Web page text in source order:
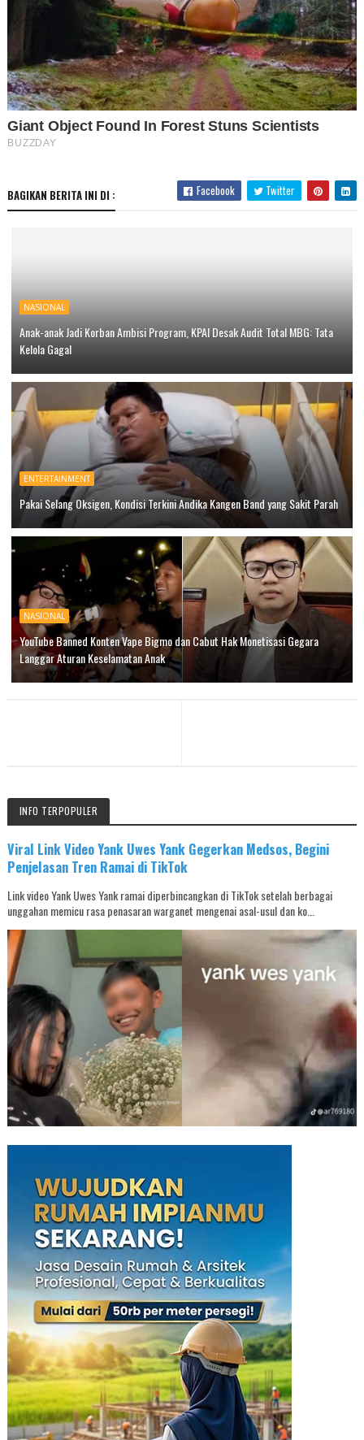
BAGIKAN BERITA INI DI : Facebook Twitter
NASIONAL
Anak-anak Jadi Korban Ambisi Program, KPAI Desak Audit Total MBG: Tata
Kelola Gagal
ENTERTAINMENT
Pakai Selang Oksigen, Kondisi Terkini Andika Kangen Band yang Sakit Parah
NASIONAL
YouTube Banned Konten Vape Bigmo dan Cabut Hak Monetisasi Gegara
Langgar Aturan Keselamatan Anak
INFO TERPOPULER
Viral Link Video Yank Uwes Yank Gegerkan Medsos, Begini
Penjelasan Tren Ramai di TikTok
Link video Yank Uwes Yank ramai diperbincangkan di TikTok setelah berbagai
unggahan memicu rasa penasaran warganet mengenai asal-usul dan ko...